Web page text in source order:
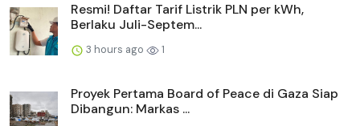
Resmi! Daftar Tarif Listrik PLN per kWh,
Berlaku Juli-Septem...
3 hours ago 1
Proyek Pertama Board of Peace di Gaza Siap
Dibangun: Markas ...